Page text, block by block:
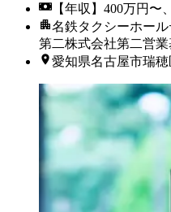
【年収】400万円〜
名鉄タクシーホー
第二株式会社第二営業
愛知県名古屋市瑞穂